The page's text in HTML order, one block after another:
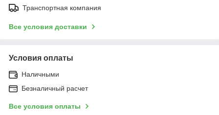
Транспортная компания
Все условия доставки
Условия оплаты
Наличными
Безналичный расчет
Все условия оплаты